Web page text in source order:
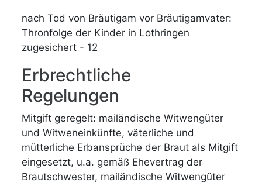
nach Tod von Bräutigam vor Bräutigamvater:
Thronfolge der Kinder in Lothringen
zugesichert - 12
Erbrechtliche
Regelungen
Mitgift geregelt: mailändische Witwengüter
und Witweneinkünfte, väterliche und
mütterliche Erbansprüche der Braut als Mitgift
eingesetzt, u.a. gemäß Ehevertrag der
Brautschwester, mailändische Witwengüter